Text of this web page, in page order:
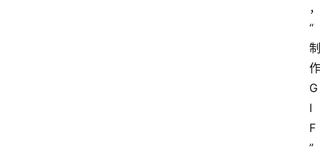
，
“
制
作
G
I
F